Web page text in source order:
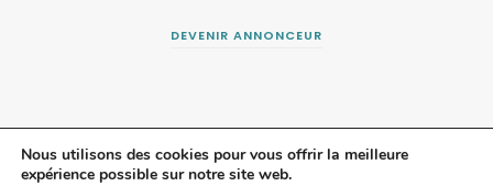
DEVENIR ANNONCEUR
Nous utilisons des cookies pour vous offrir la meilleure
expérience possible sur notre site web.